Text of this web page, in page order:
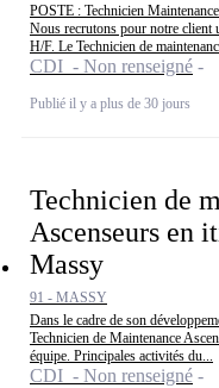
POSTE : Technicien
Nous recrutons pour notre client
H/F. Le Technicien de
CDI - Non renseigné
Publié il y a plus de 30 jours
Technicien de
Ascenseurs en
Massy
91 - MASSY
Dans le cadre de son
Technicien de Maintenance
équipe. Principales activités du...
CDI - Non renseigné